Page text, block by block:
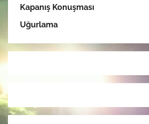
Kapanış Konuşması
Uğurlama